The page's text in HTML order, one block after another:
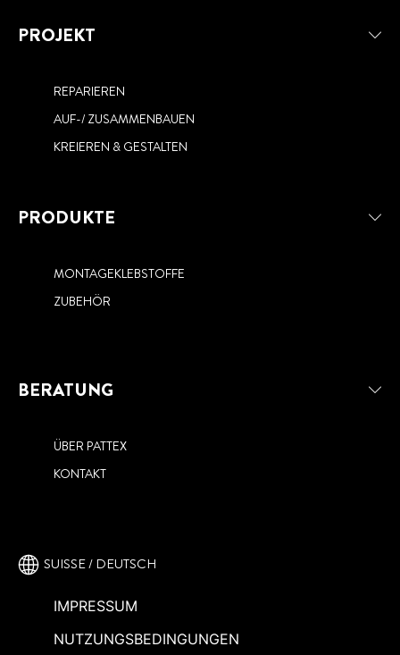
PROJEKT
REPARIEREN
AUF-/ ZUSAMMENBAUEN
KREIEREN & GESTALTEN
PRODUKTE
MONTAGEKLEBSTOFFE
ZUBEHÖR
BERATUNG
ÜBER PATTEX
KONTAKT
SUISSE / DEUTSCH
IMPRESSUM
NUTZUNGSBEDINGUNGEN